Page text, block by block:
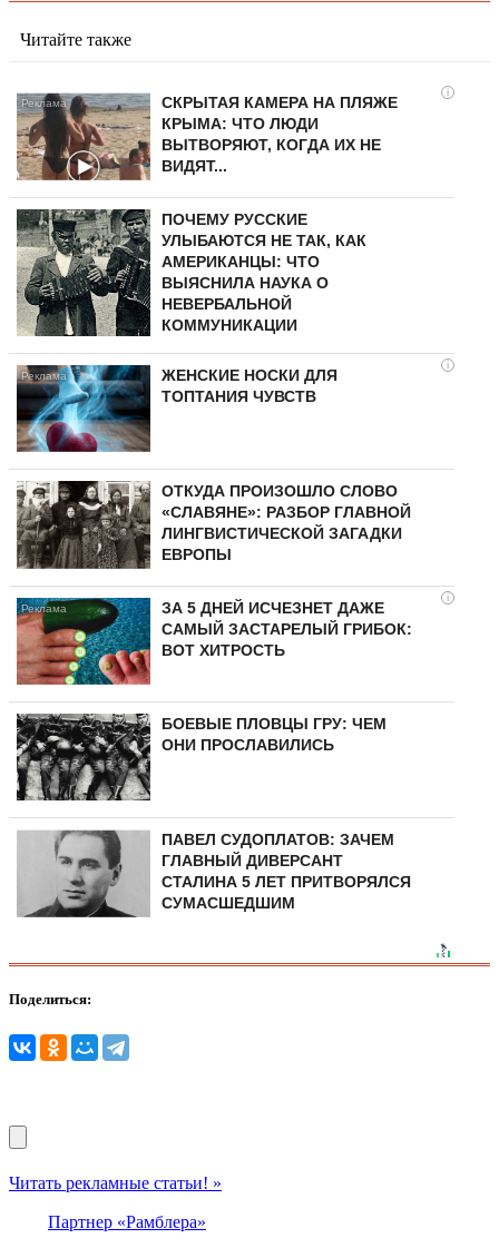
Читайте также
i
СКРЫТАЯ КАМЕРА НА ПЛЯЖЕ
КРЫМА: ЧТО ЛЮДИ
ВЫТВОРЯЮТ, КОГДА ИХ НЕ
ВИДЯТ...
ПОЧЕМУ РУССКИЕ
УЛЫБАЮТСЯ НЕ ТАК, КАК
АМЕРИКАНЦЫ: ЧТО
ВЫЯСНИЛА НАУКА О
НЕВЕРБАЛЬНОЙ
КОММУНИКАЦИИ
i
ЖЕНСКИЕ НОСКИ ДЛЯ
ТОПТАНИЯ ЧУВСТВ
ОТКУДА ПРОИЗОШЛО СЛОВО
«СЛАВЯНЕ»: РАЗБОР ГЛАВНОЙ
ЛИНГВИСТИЧЕСКОЙ ЗАГАДКИ
ЕВРОПЫ
i
ЗА 5 ДНЕЙ ИСЧЕЗНЕТ ДАЖЕ
САМЫЙ ЗАСТАРЕЛЫЙ ГРИБОК:
ВОТ ХИТРОСТЬ
БОЕВЫЕ ПЛОВЦЫ ГРУ: ЧЕМ
ОНИ ПРОСЛАВИЛИСЬ
ПАВЕЛ СУДОПЛАТОВ: ЗАЧЕМ
ГЛАВНЫЙ ДИВЕРСАНТ
СТАЛИНА 5 ЛЕТ ПРИТВОРЯЛСЯ
СУМАСШЕДШИМ
Поделиться:
Читать рекламные статьи! »
Партнер «Рамблера»